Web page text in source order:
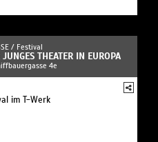
/ Festival
THEATER IN EUROPA
4e
im T-Werk